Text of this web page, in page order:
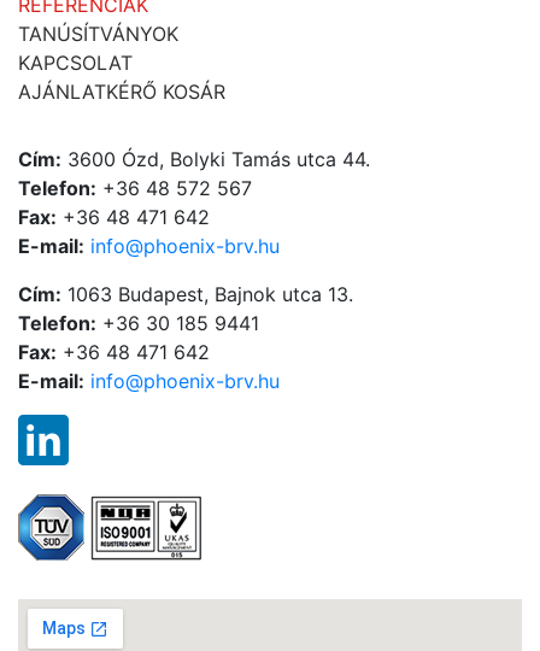
REFERENCIÁK
TANÚSÍTVÁNYOK
KAPCSOLAT
AJÁNLATKÉRŐ KOSÁR
Cím: 3600 Ózd, Bolyki Tamás utca 44.
Telefon: +36 48 572 567
Fax: +36 48 471 642
E-mail: info@phoenix-brv.hu
Cím: 1063 Budapest, Bajnok utca 13.
Telefon: +36 30 185 9441
Fax: +36 48 471 642
E-mail: info@phoenix-brv.hu